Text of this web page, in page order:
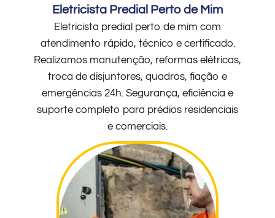
Eletricista Predial Perto de Mim
Eletricista predial perto de mim com
atendimento rápido, técnico e certificado.
Realizamos manutenção, reformas elétricas,
troca de disjuntores, quadros, fiação e
emergências 24h. Segurança, eficiência e
suporte completo para prédios residenciais
e comerciais.